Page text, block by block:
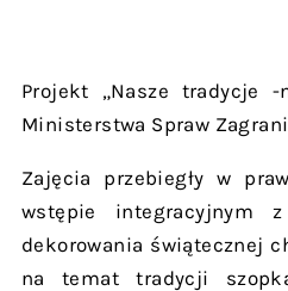
Projekt „Nasze tradycje
Ministerstwa Spraw
Zajęcia przebiegły w
wstępie integracyjnym
dekorowania świątecznej
na temat tradycji